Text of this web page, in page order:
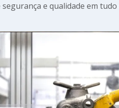
e qualidade em